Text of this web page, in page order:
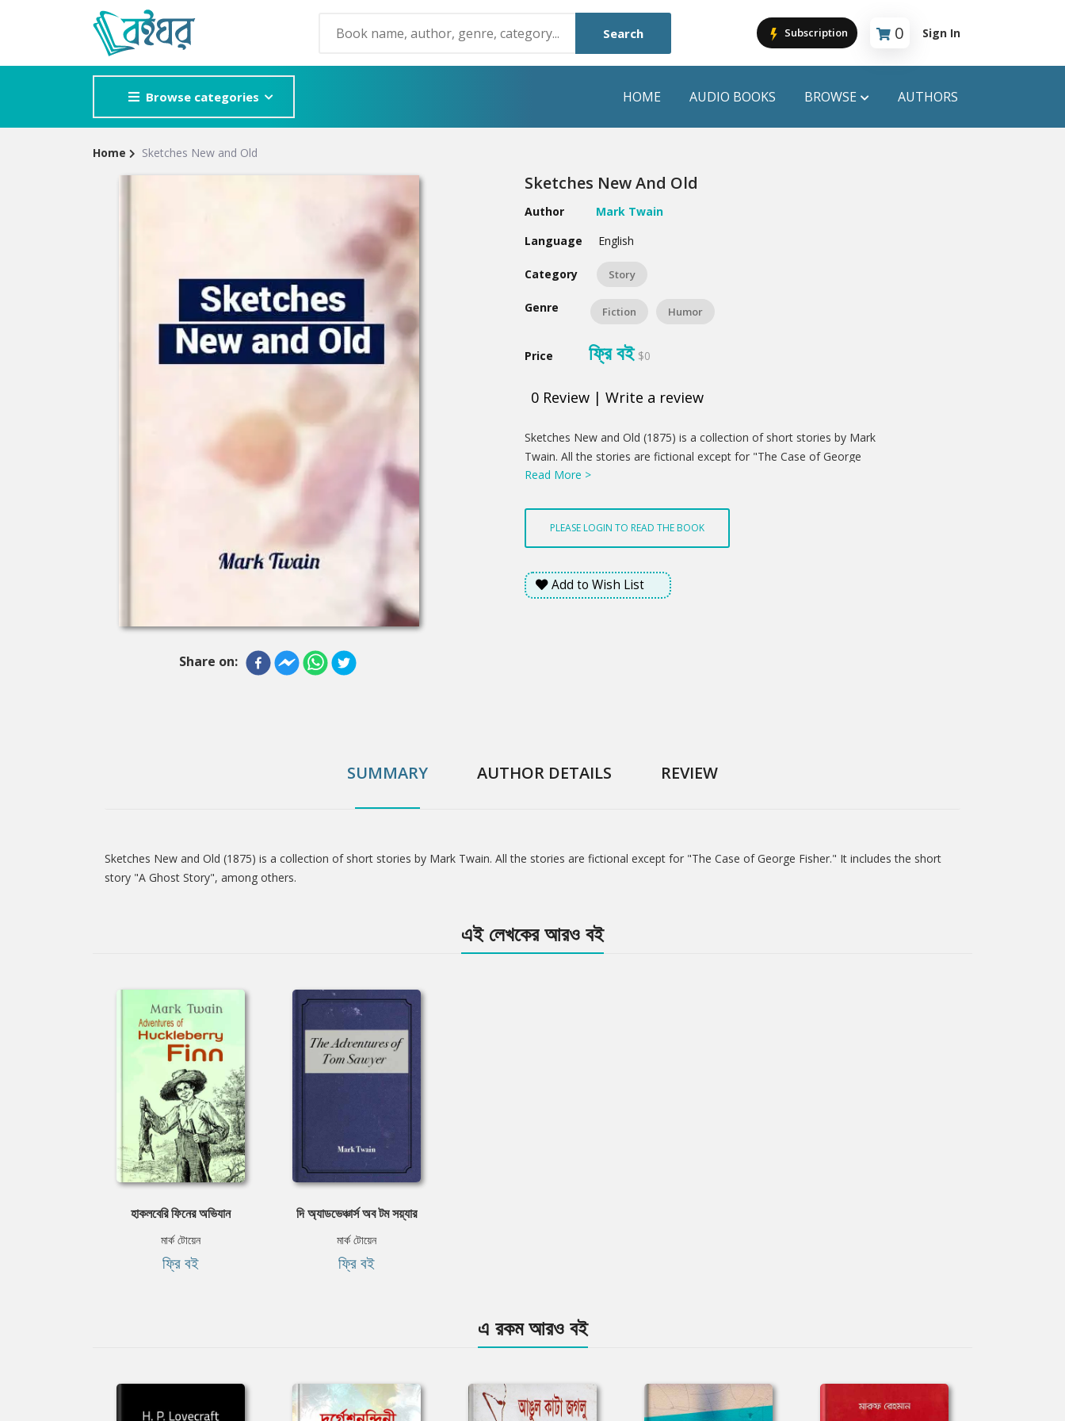
Search Subscription 0
Cart is empty
Sign In
Browse categories HOME AUDIO BOOKS BROWSE
Horror
Detective
Humayun Ahmed
Mouri Morium
Hot & New
Featured Event
AUTHORS
Home Sketches New and Old
Share on:
Sketches New And Old
Author
Mark Twain
Language
English
Category Story
Genre Fiction Humor
Price ফ্রি বই $0
0 Review | Write a review
Product
Summery
Sketches New and Old (1875) is a collection of short stories by Mark
Twain. All the stories are fictional except for "The Case of George
Fisher." It includes the short story "A Ghost Story", among others.
Read More >
PLEASE LOGIN TO READ THE BOOK
Add to Wish List
SUMMARY AUTHOR DETAILS REVIEW
Tab
Sketches New and Old (1875) is a collection of short stories by Mark Twain. All the stories are fictional except for "The Case of George Fisher." It includes the short
story "A Ghost Story", among others.
এই লেখকের আরও বই
হাকলবেরি ফিনের অভিযান
মার্ক টোয়েন
ফ্রি বই
দি অ্যাডভেঞ্চার্স অব টম সয়্যার
মার্ক টোয়েন
ফ্রি বই
এ রকম আরও বই